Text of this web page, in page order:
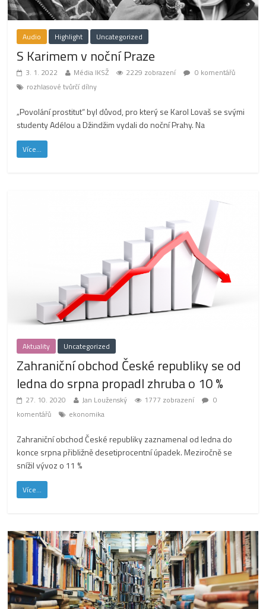
Audio Highlight Uncategorized
S Karimem v noční Praze
3. 1. 2022 Média IKSŽ 2229 zobrazení
0 komentářů
rozhlasové tvůrčí dílny
„Povolání prostitut“ byl důvod, pro který se Karol Lovaš se svými
studenty Adélou a Džindžim vydali do noční Prahy. Na
Více...
Aktuality Uncategorized
Zahraniční obchod České republiky se od
ledna do srpna propadl zhruba o 10 %
27. 10. 2020 Jan Louženský 1777 zobrazení
0
komentářů
ekonomika
Zahraniční obchod České republiky zaznamenal od ledna do
konce srpna přibližně desetiprocentní úpadek. Meziročně se
snížil vývoz o 11 %
Více...